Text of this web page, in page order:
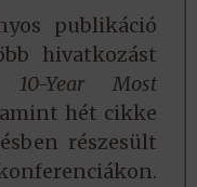
publikáció
hivatkozást
10-Year Most
hét cikke
részesült